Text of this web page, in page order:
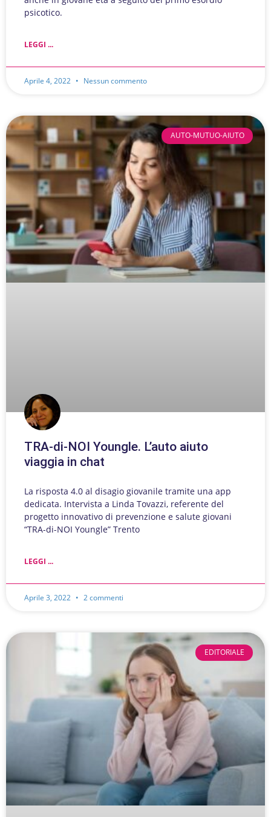
psicotico.
LEGGI ...
Aprile 4, 2022 Nessun commento
AUTO-MUTUO-AIUTO
TRA-di-NOI Youngle. L’auto aiuto
viaggia in chat
La risposta 4.0 al disagio giovanile tramite una app
dedicata. Intervista a Linda Tovazzi, referente del
progetto innovativo di prevenzione e salute giovani
“TRA-di-NOI Youngle” Trento
LEGGI ...
Aprile 3, 2022 2 commenti
EDITORIALE